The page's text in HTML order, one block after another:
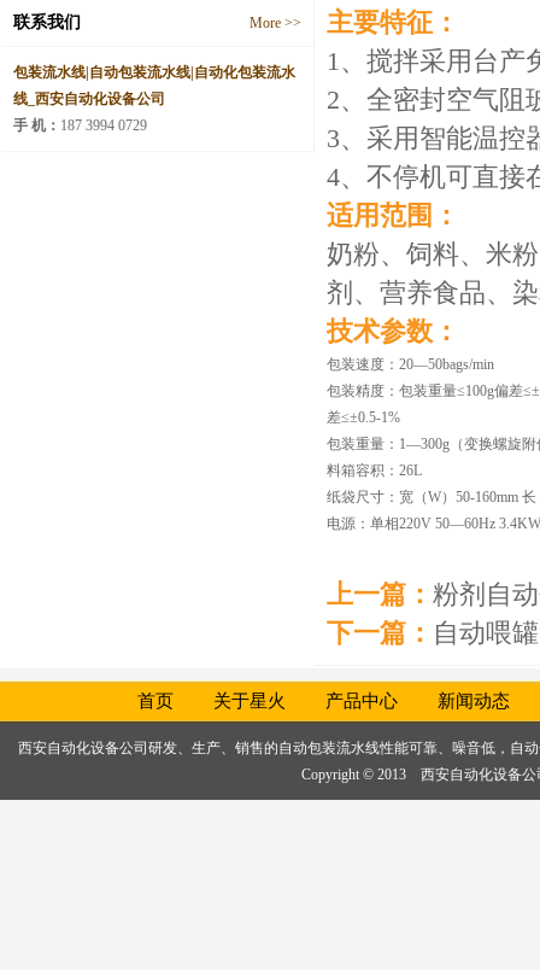
联系我们 More >>
包装流水线|自动包装流水线|自动化包装流水
线_西安自动化设备公司
手 机： 187 3994 0729
主要特征：
1、搅拌采用台产
2、全密封空气阻
3、采用智能温控
4、不停机可直接
适用范围：
奶粉、饲料、米
剂、营养食品、
技术参数：
包装速度：20—50bags/min
包装精度：包装重量≤100g偏差
差≤±0.5-1%
包装重量：1—300g（变换螺旋附
料箱容积：26L
纸袋尺寸：宽（W）50-160mm 长
电源：单相220V 50—60Hz 3.4KW
上一篇： 粉剂自
下一篇： 自动喂
首页 关于星火 产品中心 新闻动态
西安自动化设备公司研发、生产、销售的自动包装流水线性能可靠、噪音低， 自
Copyright © 2013 西安自动化设备